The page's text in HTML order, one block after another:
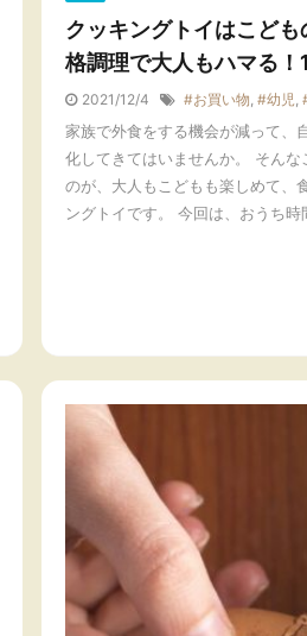
クッキングトイはこど
格調理で大人もハマる！
2021/12/4 #お買い物, #幼児,
家族で外食をする機会が減って、
化してきてはいませんか。 そん
のが、大人もこどもも楽しめて、
ングトイです。 今回は、おうち